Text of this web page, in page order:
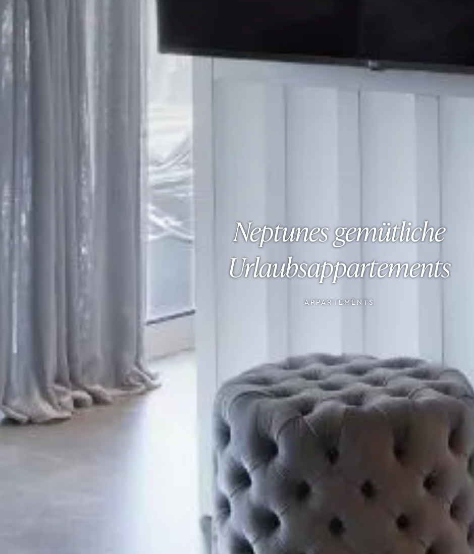
Neptunes gemütliche
Urlaubsappartements
APPARTEMENTS